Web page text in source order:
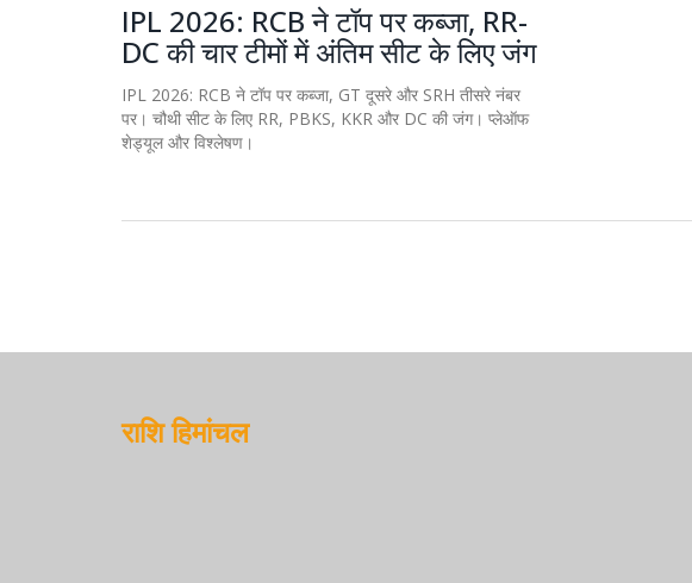
IPL 2026: RCB ने टॉप पर कब्जा, RR-
DC की चार टीमों में अंतिम सीट के लिए जंग
IPL 2026: RCB ने टॉप पर कब्जा, GT दूसरे और SRH तीसरे नंबर
पर। चौथी सीट के लिए RR, PBKS, KKR और DC की जंग। प्लेऑफ
शेड्यूल और विश्लेषण।
राशि हिमांचल